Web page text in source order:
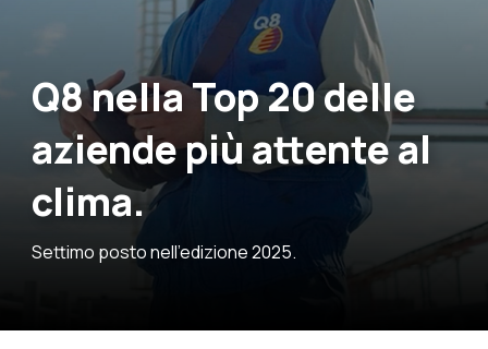
Q8 nella Top 20 delle
aziende più attente al
clima.
Settimo posto nell’edizione 2025.